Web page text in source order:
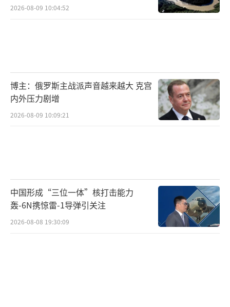
2026-08-09 10:04:52
博主：俄罗斯主战派声音越来越大 克宫
内外压力剧增
2026-08-09 10:09:21
中国形成“三位一体”核打击能力
轰-6N携惊雷-1导弹引关注
2026-08-08 19:30:09